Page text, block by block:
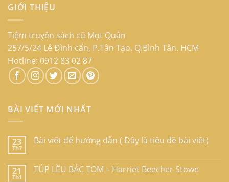
GIỚI THIỆU
Tiệm truyện sách cũ Mọt Quân
257/5/24 Lê Đình cẩn, P.Tân Tạo. Q.Bình Tân. HCM
Hotline: 0912 83 02 87
BÀI VIẾT MỚI NHẤT
23
Th7
Bài viết để hướng dẫn ( Đây là tiêu đề bài viêt)
21
Th1
TÚP LỀU BÁC TOM – Harriet Beecher Stowe